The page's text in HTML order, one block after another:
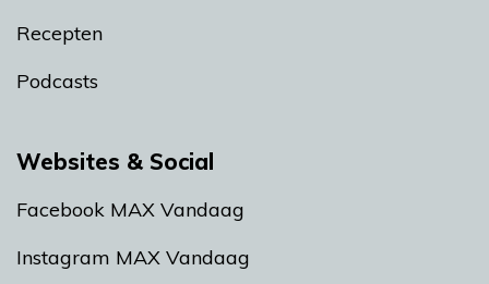
Recepten
Podcasts
Websites & Social
Facebook MAX Vandaag
Instagram MAX Vandaag